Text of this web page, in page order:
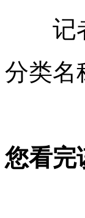
"长寿之乡"
记者
分类名
您看完